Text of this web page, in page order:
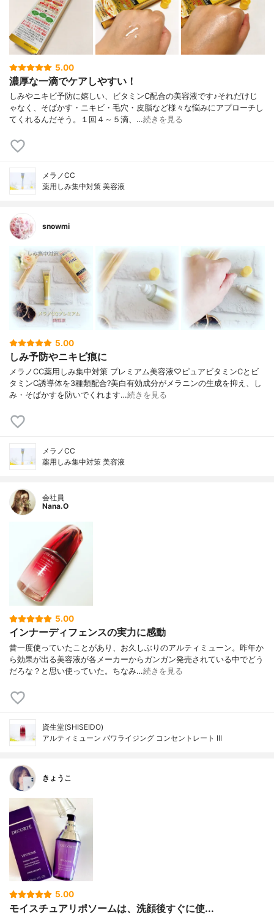
5.00
濃厚な一滴でケアしやすい！
しみやニキビ予防に嬉しい、ビタミンC配合の美容液です♪それだけじ
ゃなく、そばかす・ニキビ・毛穴・皮脂など様々な悩みにアプローチし
てくれるんだそう。１回４～５滴、…続きを見る
メラノCC
薬用しみ集中対策 美容液
snowmi
5.00
しみ予防やニキビ痕に
メラノCC薬用しみ集中対策 プレミアム美容液♡ピュアビタミンCとビ
タミンC誘導体を3種類配合?美白有効成分がメラニンの生成を抑え、し
み・そばかすを防いでくれます…続きを見る
メラノCC
薬用しみ集中対策 美容液
会社員
Nana.O
5.00
インナーディフェンスの実力に感動
昔一度使っていたことがあり、お久しぶりのアルティミューン。昨年か
ら効果が出る美容液が各メーカーからガンガン発売されている中でどう
だろな？と思い使っていた。ちなみ…続きを見る
資生堂(SHISEIDO)
アルティミューン パワライジング コンセントレート III
きょうこ
5.00
モイスチュアリポソームは、洗顔後すぐに使...